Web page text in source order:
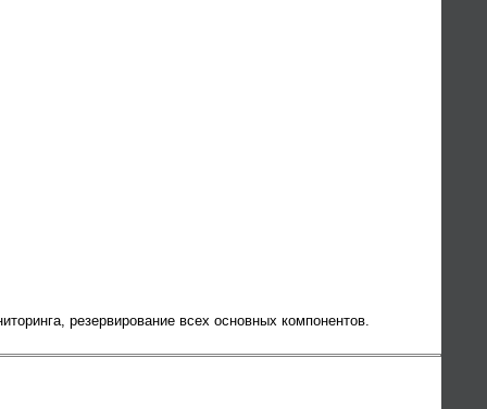
резервирование всех основных компонентов.